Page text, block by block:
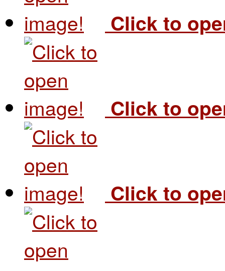
Click to
Click to
Click to